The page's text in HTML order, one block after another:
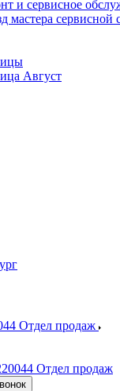
и сервисное
мастера сервисной
Август
Отдел продаж
Отдел продаж